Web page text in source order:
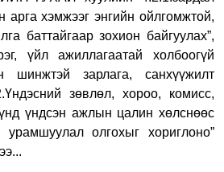
арга хэмжээг энгийн ойлгомжтой,
баттайгаар зохион байгуулах”,
үйл ажиллагаатай холбоогүй
шинжтэй зарлага, санхүүжилт
зөвлөл, хороо, комисс,
үндсэн ажлын цалин хөлснөөс
олгохыг хориглоно”